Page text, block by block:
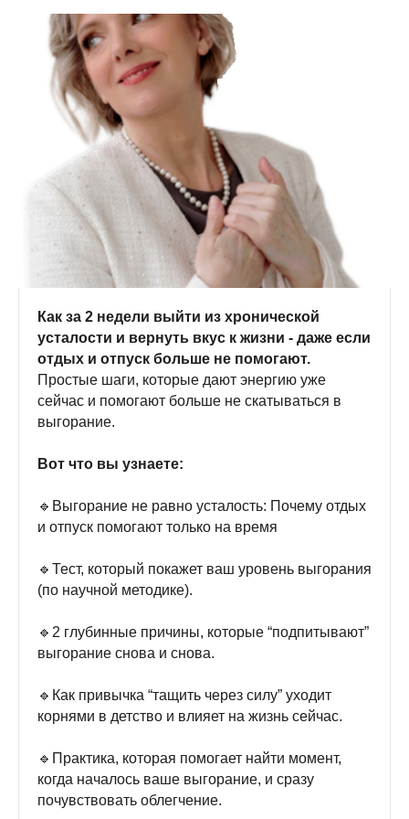
Как за 2 недели выйти из хронической
усталости и вернуть вкус к жизни - даже если
отдых и отпуск больше не помогают.
Простые шаги, которые дают энергию уже
сейчас и помогают больше не скатываться в
выгорание.
Вот что вы узнаете:
🔹Выгорание не равно усталость: Почему отдых
и отпуск помогают только на время
🔹Тест, который покажет ваш уровень выгорания
(по научной методике).
🔹2 глубинные причины, которые “подпитывают”
выгорание снова и снова.
🔹Как привычка “тащить через силу” уходит
корнями в детство и влияет на жизнь сейчас.
🔹Практика, которая помогает найти момент,
когда началось ваше выгорание, и сразу
почувствовать облегчение.